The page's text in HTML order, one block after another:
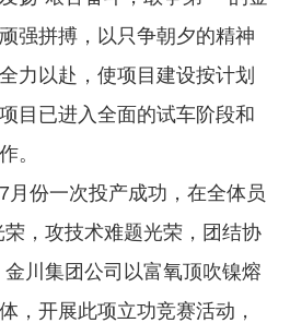
强拼搏，以只争朝夕的精神
力以赴，使项目建设按计划
目已进入全面的试车阶段和
。
份一次投产成功，在全体员
荣，攻技术难题光荣，团结协
川集团公司以富氧顶吹镍熔
，开展此项立功竞赛活动，